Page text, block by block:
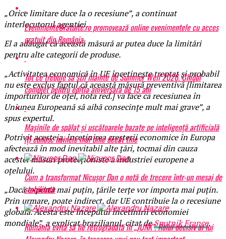
„Orice limitare duce la o recesiune”, a continuat
interlocutorul agenției.
El a adăugat că această măsură ar putea duce la limitări
pentru alte categorii de produse.
„Activitatea economică în UE încetinește treptat și probabil
nu este exclus faptul că această măsură preventivă [limitarea
importurilor de oțel, nota red.] va face ca recesiunea în
Uniunea Europeană să aibă consecințe mult mai grave”, a
spus expertul.
Potrivit acesteia, încetinirea creșterii economice în Europa
afectează în mod inevitabil alte țări, tocmai din cauza
acestei măsuri protecționiste a industriei europene a
oțelului.
„Dacă exportă mai puțin, țările terțe vor importa mai puțin.
Prin urmare, poate indirect, dar UE contribuie la o recesiune
globală. Acesta este începutul încetinirii economiei
mondiale”, a explicat brazilianul, citat deSputnik France.
EvenimenteGratuite.ro promovează online evenimentele cu acces
gratuit din România
Tot ce trebuie sa stii inainte de Summer Well 2026. Ghidul
complet pentru editia aniversara de 15 ani
Mașinile de spălat și uscătoarele bazate pe inteligență artificială
îți cunosc hainele mai bine decât tine
Cum a transformat Nicușor Dan o notă de trecere într-un mesaj de
stabilitate
România evită să fie retrogradată în „JUNK”. Rolul decisiv al lui